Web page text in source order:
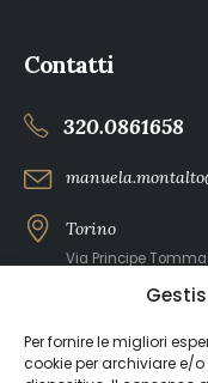
Per fornire le migliori
cookie per archiviare e/
Contatti
320.0861658
Torino
Via Principe
Carmagnola
Via del Porto, 171